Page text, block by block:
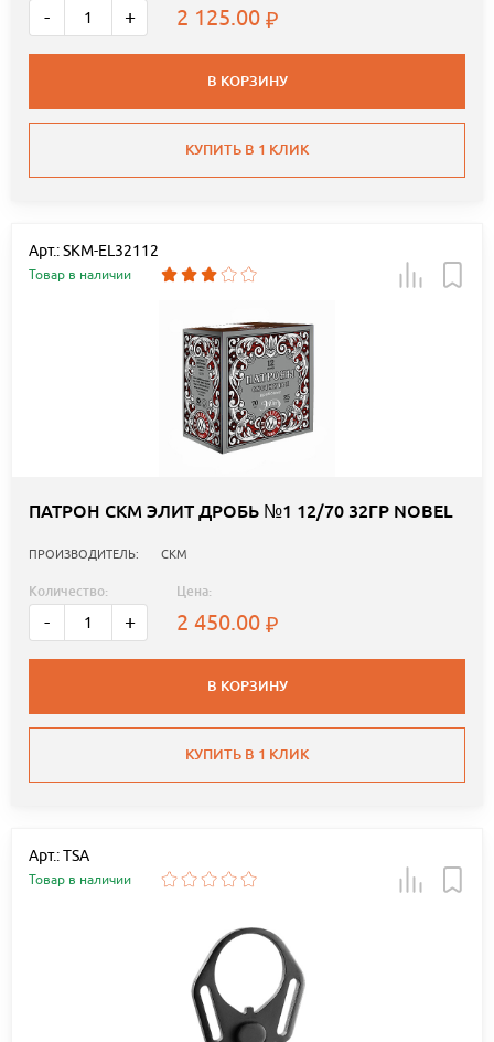
- + 2 125.00
В КОРЗИНУ
КУПИТЬ В 1 КЛИК
Арт.: SKM-EL32112
Товар в наличии
ПАТРОН СКМ ЭЛИТ ДРОБЬ №1 12/70 32ГР NOBEL
ПРОИЗВОДИТЕЛЬ: СКМ
Количество:
- +
Цена:
2 450.00
В КОРЗИНУ
КУПИТЬ В 1 КЛИК
Арт.: TSA
Товар в наличии